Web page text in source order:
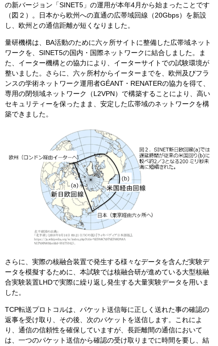
の新バージョン「SINET5」の運用が本年4月から始まったことです
（図２）。日本から欧州への直通の広帯域回線（20Gbps）を新設
し、欧州との通信距離が短くなりました。
量研機構は、BA活動のために六ヶ所サイトに整備した広帯域ネット
ワークを、SINET5の国内・国際ネットワークに結合しました。ま
た、イーター機構との協力により、イーターサイトでの試験環境が
整いました。さらに、六ヶ所村からイーターまでを、欧州及びフラ
ンスの学術ネットワーク運用者GÉANT・RENATERの協力を得て、
専用の閉領域ネットワーク（L2VPN）で構築することにより、高い
セキュリティーを保ったまま、安定した広帯域のネットワークを構
築できました。
さらに、実際の核融合装置で発生する様々なデータを含んだ実験デ
ータを模擬するために、本試験では核融合研が進めている大型核融
合実験装置LHDで実際に繰り返し発生する大量実験データを用いま
した。
TCP転送プロトコルは、パケット送信毎に正しく送れた事の確認の
返事を受け取り、その後、次のパケットを送信します。これによ
り、通信の信頼性を確保していますが、長距離間の通信において
は、一つのパケット送信から確認の受け取りまでに時間を要し、結